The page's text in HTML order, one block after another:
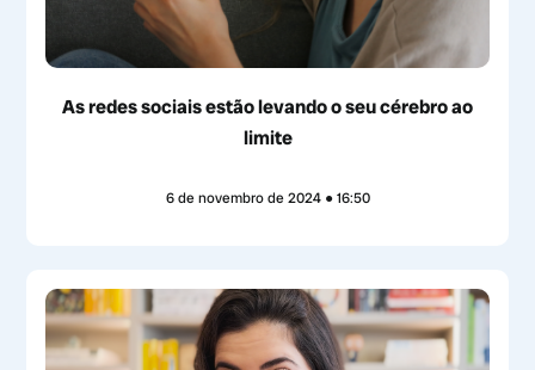
As redes sociais estão levando o seu cérebro ao
limite
6 de novembro de 2024 16:50